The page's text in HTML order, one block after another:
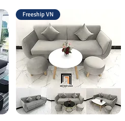
Freeship VN